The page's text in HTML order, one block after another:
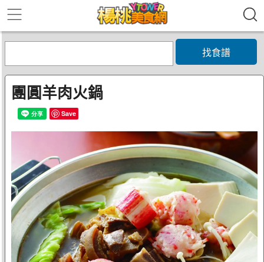
找食譜
團圓羊肉火鍋
Save